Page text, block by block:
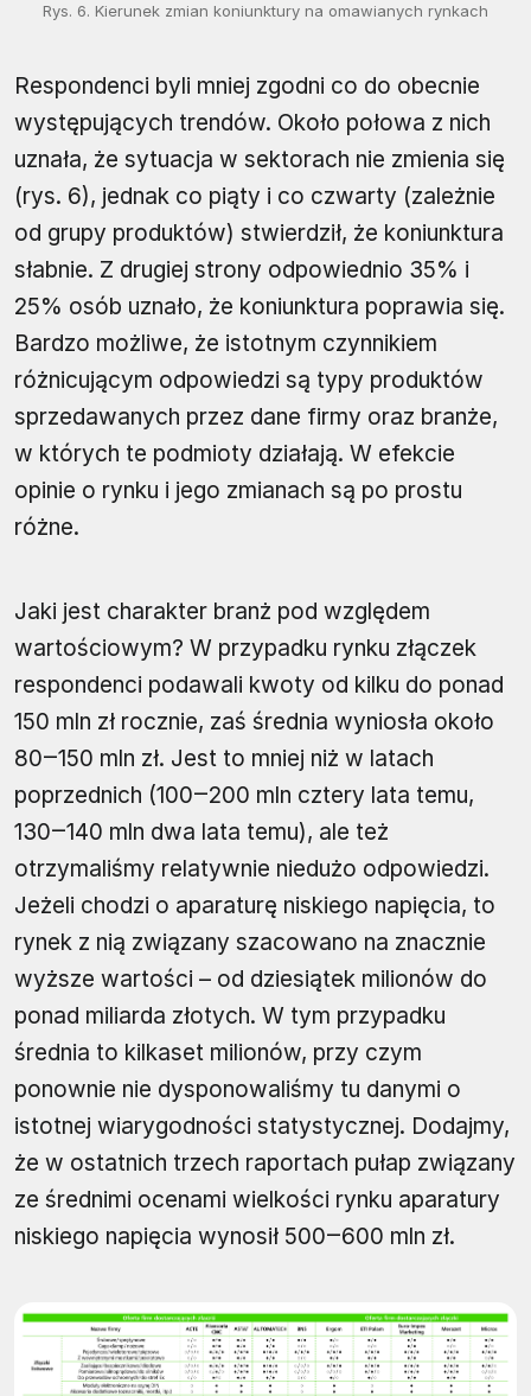
Rys. 6. Kierunek zmian koniunktury na omawianych rynkach
Respondenci byli mniej zgodni co do obecnie
występujących trendów. Około połowa z nich
uznała, że sytuacja w sektorach nie zmienia się
(rys. 6), jednak co piąty i co czwarty (zależnie
od grupy produktów) stwierdził, że koniunktura
słabnie. Z drugiej strony odpowiednio 35% i
25% osób uznało, że koniunktura poprawia się.
Bardzo możliwe, że istotnym czynnikiem
różnicującym odpowiedzi są typy produktów
sprzedawanych przez dane firmy oraz branże,
w których te podmioty działają. W efekcie
opinie o rynku i jego zmianach są po prostu
różne.
Jaki jest charakter branż pod względem
wartościowym? W przypadku rynku złączek
respondenci podawali kwoty od kilku do ponad
150 mln zł rocznie, zaś średnia wyniosła około
80‒150 mln zł. Jest to mniej niż w latach
poprzednich (100‒200 mln cztery lata temu,
130‒140 mln dwa lata temu), ale też
otrzymaliśmy relatywnie niedużo odpowiedzi.
Jeżeli chodzi o aparaturę niskiego napięcia, to
rynek z nią związany szacowano na znacznie
wyższe wartości – od dziesiątek milionów do
ponad miliarda złotych. W tym przypadku
średnia to kilkaset milionów, przy czym
ponownie nie dysponowaliśmy tu danymi o
istotnej wiarygodności statystycznej. Dodajmy,
że w ostatnich trzech raportach pułap związany
ze średnimi ocenami wielkości rynku aparatury
niskiego napięcia wynosił 500‒600 mln zł.